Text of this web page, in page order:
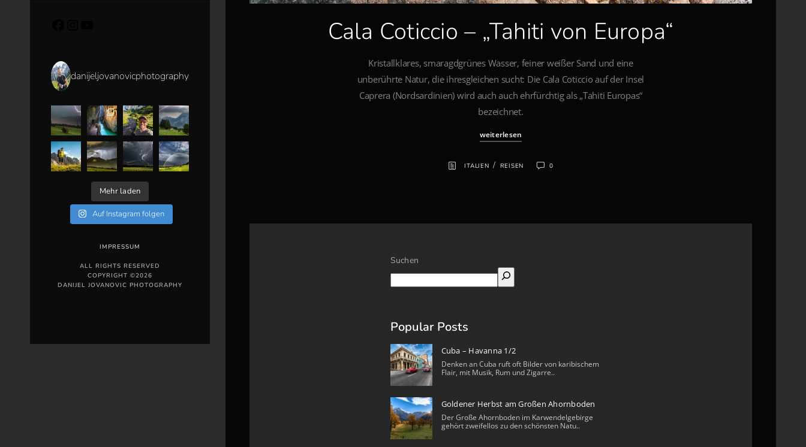
danijeljovanovicphotography
Mehr laden
Auf Instagram folgen
IMPRESSUM
ALL RIGHTS RESERVED
COPYRIGHT ©2026
DANIJEL JOVANOVIC PHOTOGRAPHY
Cala Coticcio – „Tahiti von Europa“
Kristallklares, smaragdgrünes Wasser, feiner weißer Sand und eine
unberührte Natur, die ihresgleichen sucht: Die Cala Coticcio auf der Insel
Caprera (Nordsardinien) wird auch auch ehrfürchtig als „Tahiti Europas“
bezeichnet.
weiterlesen
ITALIEN / REISEN 0
Suchen
Popular Posts
Cuba – Havanna 1/2
Denken an Cuba ruft oft Bilder von karibischem
Flair, mit Musik, Rum und Zigarre..
Goldener Herbst am Großen Ahornboden
Der Große Ahornboden im Karwendelgebirge
gehört zweifellos zu den schönsten Natu..